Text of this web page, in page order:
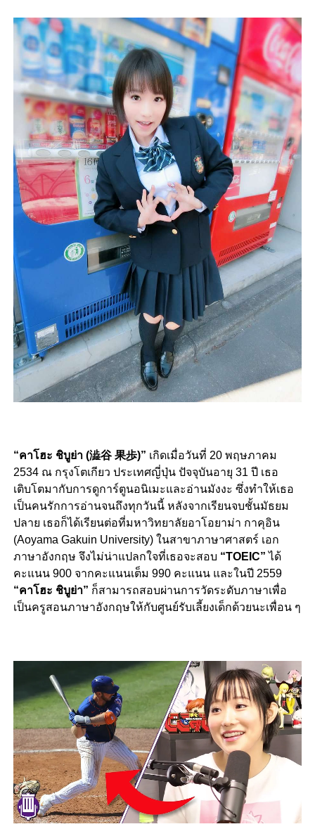
“คาโฮะ ชิบูย่า (澁谷 果歩)” เกิดเมื่อวันที่ 20 พฤษภาคม
2534 ณ กรุงโตเกียว ประเทศญี่ปุ่น ปัจจุบันอายุ 31 ปี เธอ
เติบโตมากับการดูการ์ตูนอนิเมะและอ่านมังงะ ซึ่งทำให้เธอ
เป็นคนรักการอ่านจนถึงทุกวันนี้ หลังจากเรียนจบชั้นมัธยม
ปลาย เธอก็ได้เรียนต่อที่มหาวิทยาลัยอาโอยาม่า กาคุอิน
(Aoyama Gakuin University) ในสาขาภาษาศาสตร์ เอก
ภาษาอังกฤษ จึงไม่น่าแปลกใจที่เธอจะสอบ “TOEIC” ได้
คะแนน 900 จากคะแนนเต็ม 990 คะแนน และในปี 2559
“คาโฮะ ชิบูย่า” ก็สามารถสอบผ่านการวัดระดับภาษาเพื่อ
เป็นครูสอนภาษาอังกฤษให้กับศูนย์รับเลี้ยงเด็กด้วยนะเพื่อน ๆ